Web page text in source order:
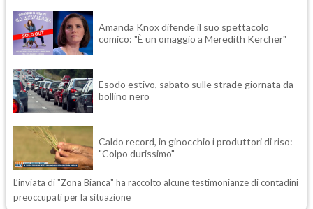
Amanda Knox difende il suo spettacolo
comico: "È un omaggio a Meredith Kercher"
Esodo estivo, sabato sulle strade giornata da
bollino nero
Caldo record, in ginocchio i produttori di riso:
"Colpo durissimo"
L’inviata di "Zona Bianca" ha raccolto alcune testimonianze di contadini
preoccupati per la situazione